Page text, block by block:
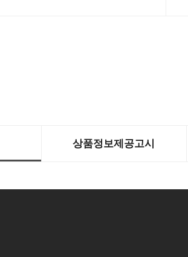
상품정보제공고시